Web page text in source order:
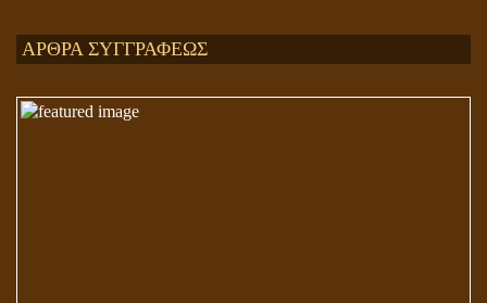
ΑΡΘΡΑ ΣΥΓΓΡΑΦΕΩΣ